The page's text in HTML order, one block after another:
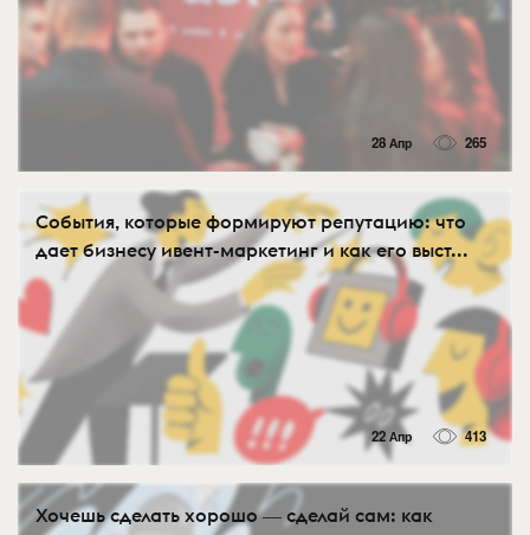
28 Апр 265
События, которые формируют репутацию: что
дает бизнесу ивент-маркетинг и как его выст...
22 Апр 413
Хочешь сделать хорошо ― сделай сам: как